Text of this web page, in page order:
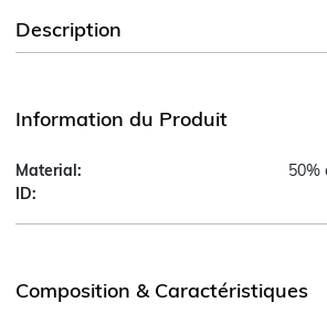
Description
Information du Produit
Material:
50%
ID:
Composition & Caractéristiques